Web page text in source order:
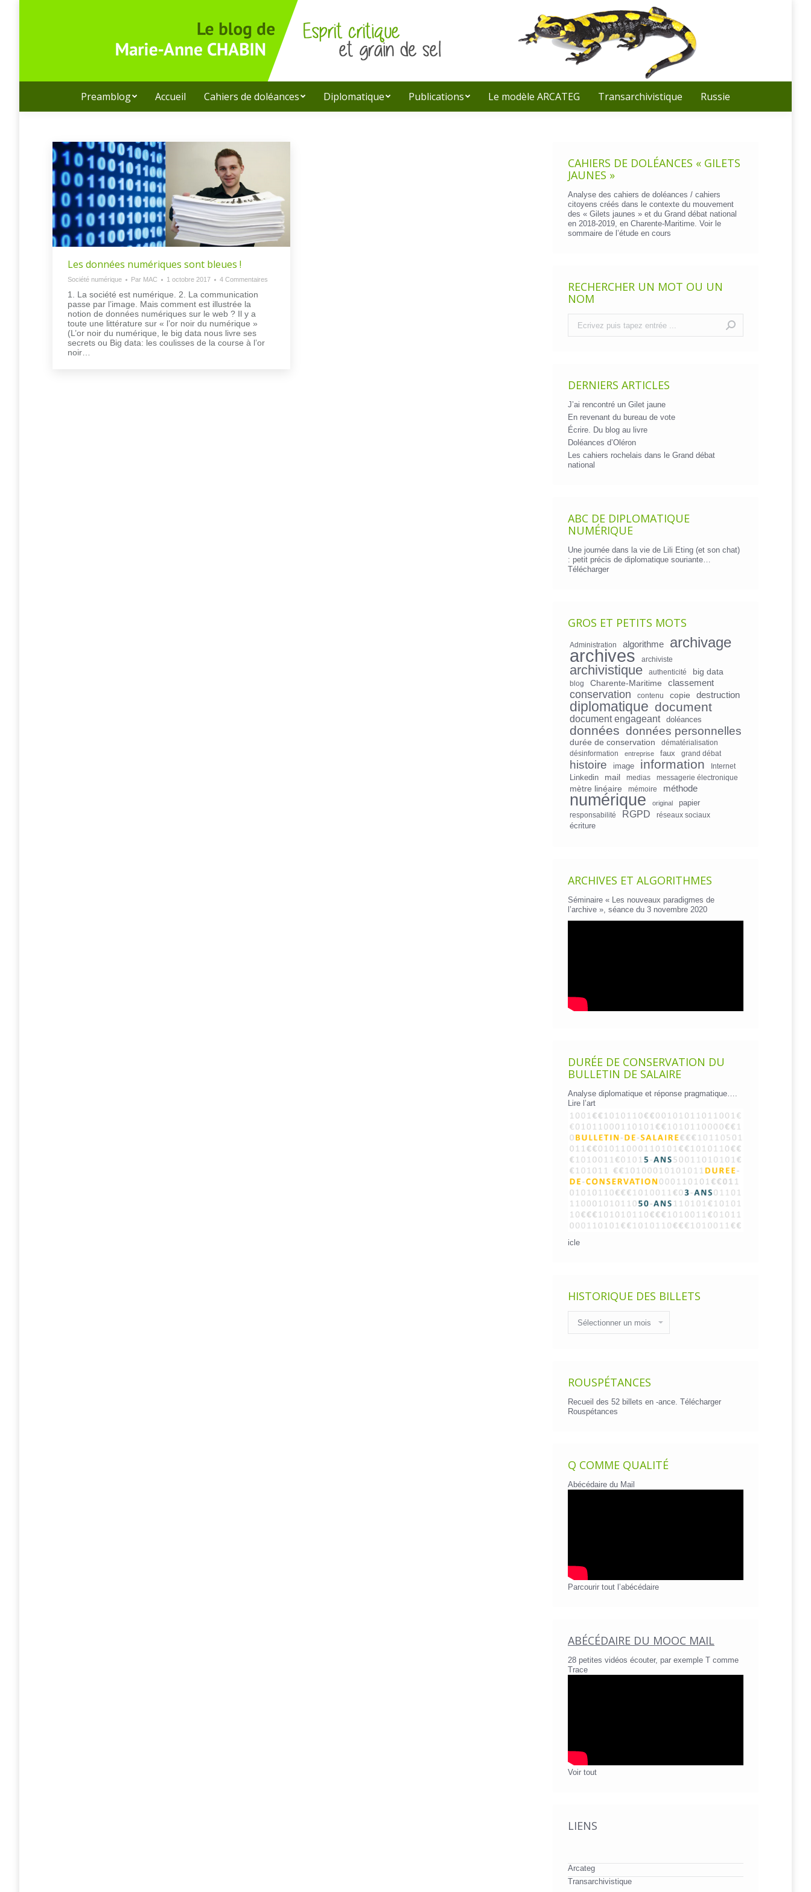
Recherche
:
Preamblog Accueil Cahiers de doléances Diplomatique Publications Le modèle ARCATEG Transarchivistique Russie
Les données numériques sont bleues !
Société numérique Par MAC 1 octobre 2017 4 Commentaires
1. La société est numérique. 2. La communication
passe par l’image. Mais comment est illustrée la
notion de données numériques sur le web ? Il y a
toute une littérature sur « l’or noir du numérique »
(L’or noir du numérique, le big data nous livre ses
secrets ou Big data: les coulisses de la course à l’or
noir…
CAHIERS DE DOLÉANCES « GILETS
JAUNES »
Analyse des cahiers de doléances / cahiers
citoyens créés dans le contexte du mouvement
des « Gilets jaunes » et du Grand débat national
en 2018-2019, en Charente-Maritime. Voir le
sommaire de l’étude en cours
RECHERCHER UN MOT OU UN
NOM
DERNIERS ARTICLES
J’ai rencontré un Gilet jaune
En revenant du bureau de vote
Écrire. Du blog au livre
Doléances d’Oléron
Les cahiers rochelais dans le Grand débat
national
ABC DE DIPLOMATIQUE
NUMÉRIQUE
Une journée dans la vie de Lili Eting (et son chat)
: petit précis de diplomatique souriante…
Télécharger
GROS ET PETITS MOTS
Administration algorithme archivage
archives archiviste
archivistique authenticité big data
blog Charente-Maritime classement
conservation contenu copie destruction
diplomatique document
document engageant doléances
données données personnelles
durée de conservation
dématérialisation
désinformation
entreprise faux grand débat
histoire image information Internet
Linkedin mail medias messagerie électronique
mètre linéaire mémoire méthode
numérique original papier
responsabilité RGPD réseaux sociaux
écriture
ARCHIVES ET ALGORITHMES
Séminaire « Les nouveaux paradigmes de
l’archive », séance du 3 novembre 2020
DURÉE DE CONSERVATION DU
BULLETIN DE SALAIRE
Analyse diplomatique et réponse pragmatique….
Lire l’art
icle
HISTORIQUE DES BILLETS
des
billets
ROUSPÉTANCES
Recueil des 52 billets en -ance. Télécharger
Rouspétances
Q COMME QUALITÉ
Abécédaire du Mail
Parcourir tout l’abécédaire
ABÉCÉDAIRE DU MOOC MAIL
28 petites vidéos écouter, par exemple T comme
Trace
Voir tout
LIENS
Arcateg
Transarchivistique